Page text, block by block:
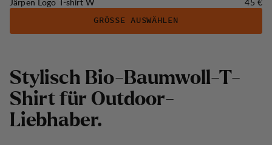
GRÖSSE AUSWÄHLEN
Stylisch Bio-Baumwoll-T-
Shirt für Outdoor-
Liebhaber.